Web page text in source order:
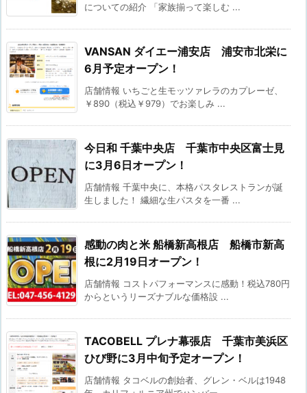
についての紹介 「家族揃って楽しむ ...
VANSAN ダイエー浦安店 浦安市北栄に
6月予定オープン！
店舗情報 いちごと生モッツァレラのカプレーゼ、
￥890（税込￥979）でお楽しみ ...
今日和 千葉中央店 千葉市中央区富士見
に3月6日オープン！
店舗情報 千葉中央に、本格パスタレストランが誕
生しました！ 繊細な生パスタを一番 ...
感動の肉と米 船橋新高根店 船橋市新高
根に2月19日オープン！
店舗情報 コストパフォーマンスに感動！税込780円
からというリーズナブルな価格設 ...
TACOBELL プレナ幕張店 千葉市美浜区
ひび野に3月中旬予定オープン！
店舗情報 タコベルの創始者、グレン・ベルは1948